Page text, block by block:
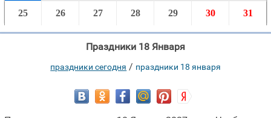
25 26 27 28 29 30 31
Праздники 18 Января
праздники сегодня / праздники 18 января